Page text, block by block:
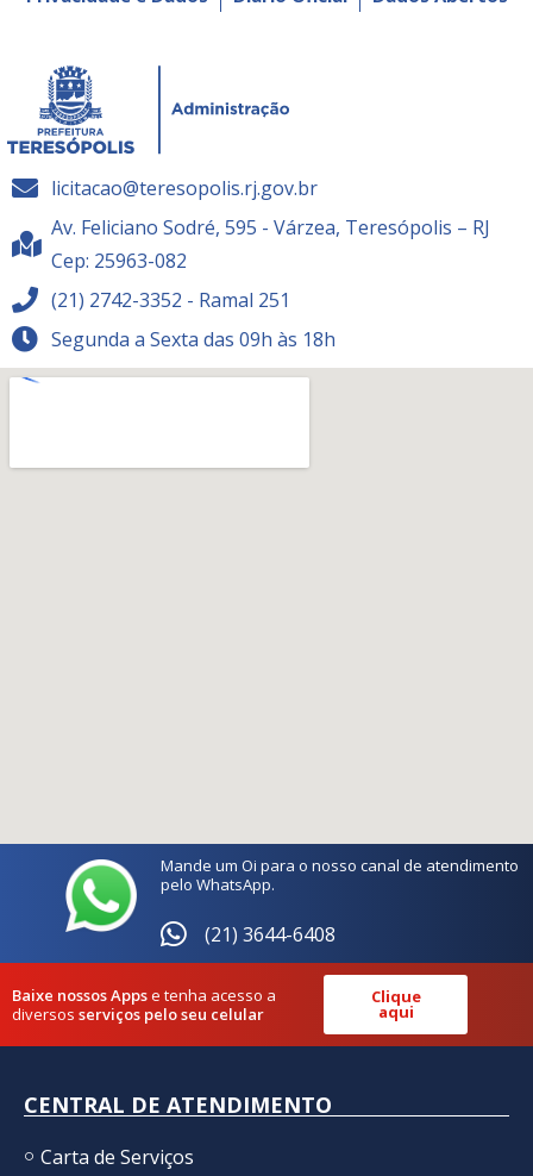
licitacao@teresopolis.rj.gov.br
Av. Feliciano Sodré, 595 - Várzea, Teresópolis – RJ
Cep: 25963-082
(21) 2742-3352 - Ramal 251
Segunda a Sexta das 09h às 18h
Mande um Oi para o nosso canal de atendimento
pelo WhatsApp.
(21) 3644-6408
Baixe nossos Appse tenha acesso a
diversos serviços pelo seu celular
Clique
aqui
CENTRAL DE ATENDIMENTO
Carta de Serviços